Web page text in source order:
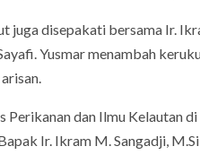
juga disepakati bersama Ir.
Yusmar menambah
Perikanan dan Ilmu Kelautan
Ir. Ikram M. Sangadji,